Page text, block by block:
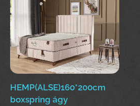
HEMP(ALSE)160*200cm
boxspring ágy